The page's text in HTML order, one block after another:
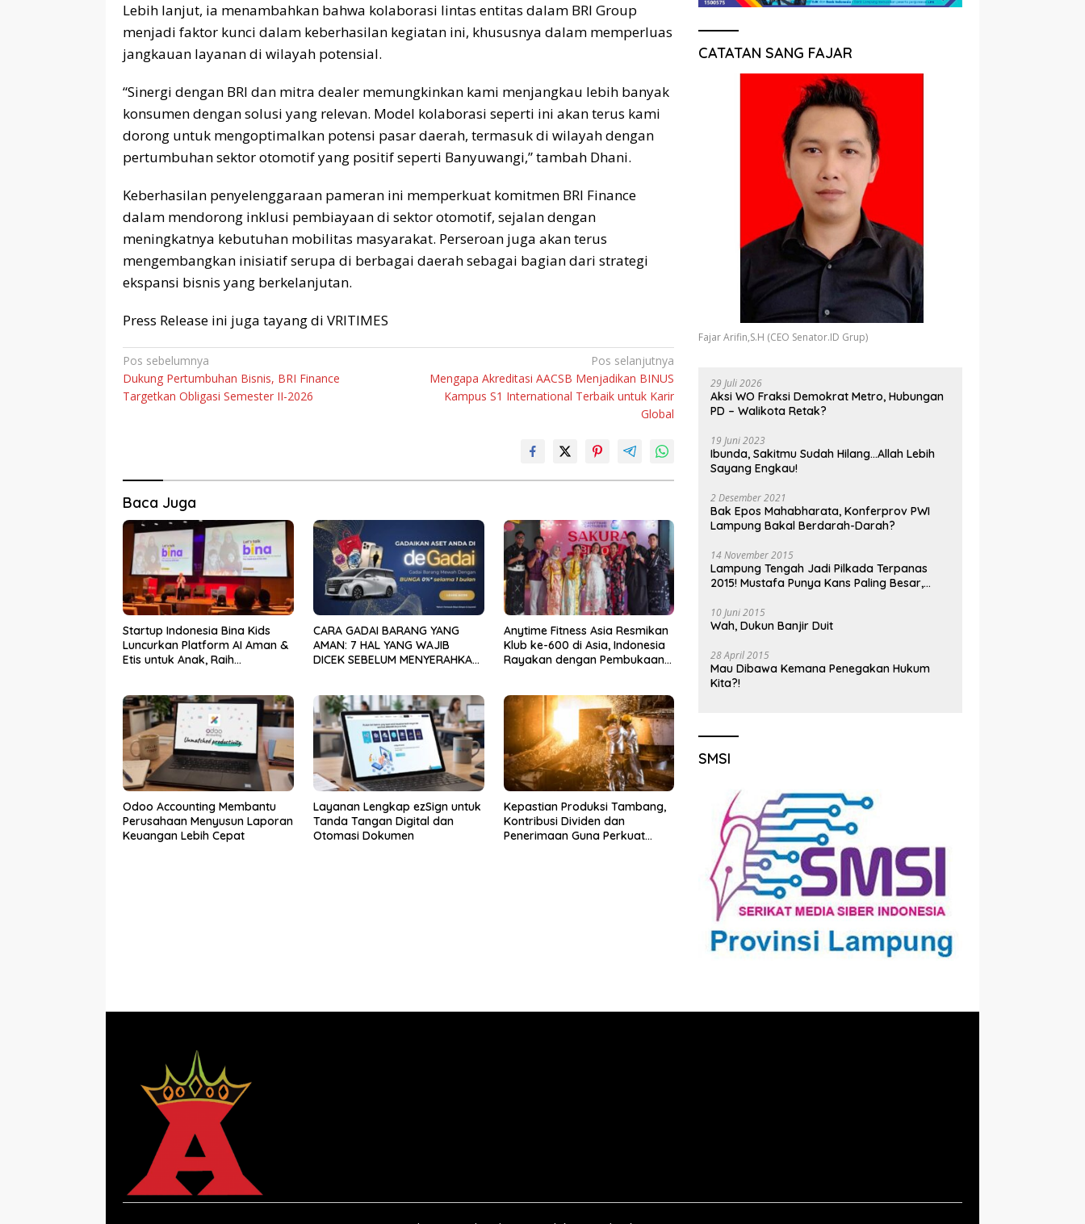
Lebih lanjut, ia menambahkan bahwa kolaborasi lintas entitas dalam BRI Group
menjadi faktor kunci dalam keberhasilan kegiatan ini, khususnya dalam memperluas
jangkauan layanan di wilayah potensial.
“Sinergi dengan BRI dan mitra dealer memungkinkan kami menjangkau lebih banyak
konsumen dengan solusi yang relevan. Model kolaborasi seperti ini akan terus kami
dorong untuk mengoptimalkan potensi pasar daerah, termasuk di wilayah dengan
pertumbuhan sektor otomotif yang positif seperti Banyuwangi,” tambah Dhani.
Keberhasilan penyelenggaraan pameran ini memperkuat komitmen BRI Finance
dalam mendorong inklusi pembiayaan di sektor otomotif, sejalan dengan
meningkatnya kebutuhan mobilitas masyarakat. Perseroan juga akan terus
mengembangkan inisiatif serupa di berbagai daerah sebagai bagian dari strategi
ekspansi bisnis yang berkelanjutan.
Press Release ini juga tayang di VRITIMES
Navigasi
pos
Pos sebelumnya
Dukung Pertumbuhan Bisnis, BRI Finance
Targetkan Obligasi Semester II-2026
Pos selanjutnya
Mengapa Akreditasi AACSB Menjadikan BINUS
Kampus S1 International Terbaik untuk Karir
Global
Baca Juga
Startup Indonesia Bina Kids
Luncurkan Platform AI Aman &
Etis untuk Anak, Raih
CARA GADAI BARANG YANG
AMAN: 7 HAL YANG WAJIB
DICEK SEBELUM MENYERAHKAN
Anytime Fitness Asia Resmikan
Klub ke-600 di Asia, Indonesia
Rayakan dengan Pembukaan
Odoo Accounting Membantu
Perusahaan Menyusun Laporan
Keuangan Lebih Cepat
Layanan Lengkap ezSign untuk
Tanda Tangan Digital dan
Otomasi Dokumen
Kepastian Produksi Tambang,
Kontribusi Dividen dan
Penerimaan Guna Perkuat
CATATAN SANG FAJAR
Fajar Arifin,S.H (CEO Senator.ID Grup)
29 Juli 2026
Aksi WO Fraksi Demokrat Metro, Hubungan
PD – Walikota Retak?
19 Juni 2023
Ibunda, Sakitmu Sudah Hilang…Allah Lebih
Sayang Engkau!
2 Desember 2021
Bak Epos Mahabharata, Konferprov PWI
Lampung Bakal Berdarah-Darah?
14 November 2015
Lampung Tengah Jadi Pilkada Terpanas
2015! Mustafa Punya Kans Paling Besar,
10 Juni 2015
Wah, Dukun Banjir Duit
28 April 2015
Mau Dibawa Kemana Penegakan Hukum
Kita?!
SMSI